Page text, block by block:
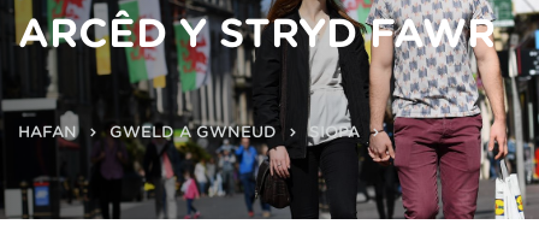
ARCÊD Y STRYD FAWR
HAFAN GWELD A GWNEUD SIOPA